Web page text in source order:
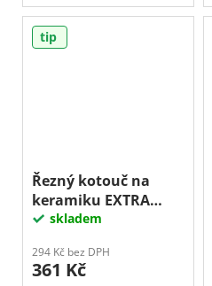
tip
Řezný kotouč na
keramiku EXTRA
THIN, 125 mm
skladem
294 Kč bez DPH
361 Kč